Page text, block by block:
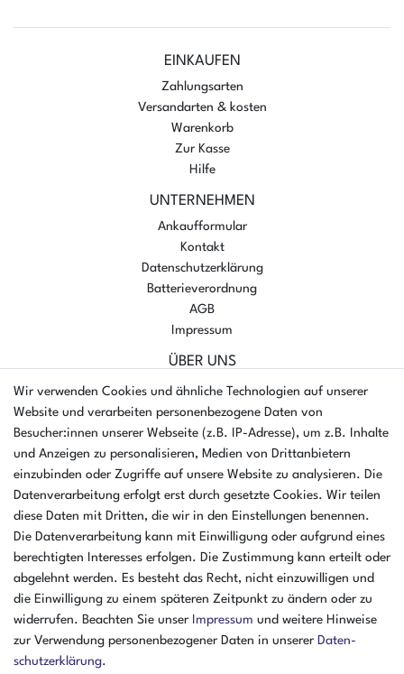
EINKAUFEN
Zahlungsarten
Versandarten & kosten
Warenkorb
Zur Kasse
Hilfe
UNTERNEHMEN
Ankaufformular
Kontakt
Datenschutzerklärung
Batterieverordnung
AGB
Impressum
ÜBER UNS
AMIKON GMBH
Einsteinstr. 8a
46325 Borken
Deutschland
Öffnungszeiten Montag - Donnerstag
07:30 - 16:00 Uhr
Öffnungszeiten Freitag
07:30 - 15:00 Uhr
ZAHLUNGSARTEN
Wir verwenden Cookies und ähnliche Technologien auf unserer
Website und verarbeiten personenbezogene Daten von
Besucher:innen unserer Webseite (z.B. IP-Adresse), um z.B. Inhalte
und Anzeigen zu personalisieren, Medien von Drittanbietern
einzubinden oder Zugriffe auf unsere Website zu analysieren. Die
Datenverarbeitung erfolgt erst durch gesetzte Cookies. Wir teilen
diese Daten mit Dritten, die wir in den Einstellungen benennen.
Die Datenverarbeitung kann mit Einwilligung oder aufgrund eines
berechtigten Interesses erfolgen. Die Zustimmung kann erteilt oder
abgelehnt werden. Es besteht das Recht, nicht einzuwilligen und
die Einwilligung zu einem späteren Zeitpunkt zu ändern oder zu
widerrufen. Beachten Sie unser Impressum und weitere Hinweise
zur Verwendung personenbezogener Daten in unserer Daten­
schutz­erklärung.